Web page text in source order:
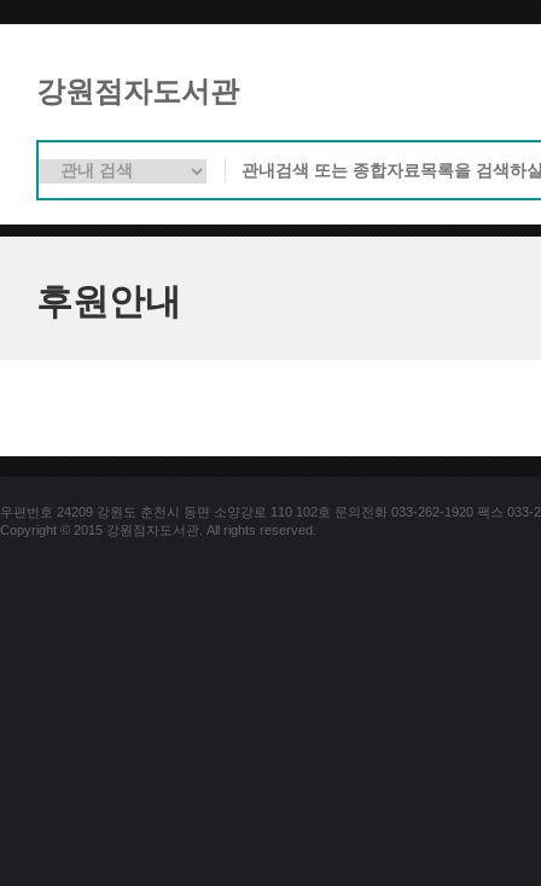
강원점자도서관
후원안내
우편번호 24209 강원도 춘천시 동면 소양강로 110 102호 문의전화 033-262-1920 팩스 033-
Copyright © 2015 강원점자도서관. All rights reserved.